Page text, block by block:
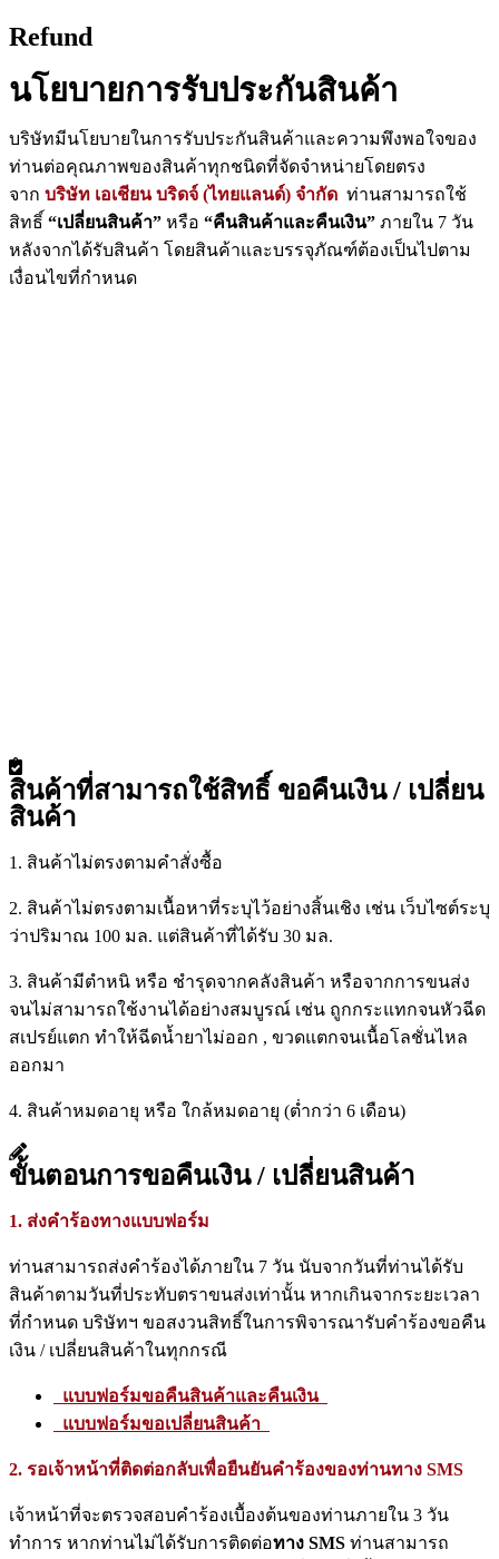
Skip
to
content
Refund
นโยบายการรับประกันสินค้า
บริษัทมีนโยบายในการรับประกันสินค้าและความพึงพอใจของ
ท่านต่อคุณภาพของสินค้าทุกชนิดที่จัดจำหน่ายโดยตรง
จาก บริษัท เอเชียน บริดจ์ (ไทยแลนด์) จำกัด ท่านสามารถใช้
สิทธิ์ “เปลี่ยนสินค้า” หรือ “คืนสินค้าและคืนเงิน” ภายใน 7 วัน
หลังจากได้รับสินค้า โดยสินค้าและบรรจุภัณฑ์ต้องเป็นไปตาม
เงื่อนไขที่กำหนด
สินค้าที่สามารถใช้สิทธิ์ ขอคืนเงิน / เปลี่ยน
สินค้า
1. สินค้าไม่ตรงตามคำสั่งซื้อ
2. สินค้าไม่ตรงตามเนื้อหาที่ระบุไว้อย่างสิ้นเชิง เช่น เว็บไซต์ระบุ
ว่าปริมาณ 100 มล. แต่สินค้าที่ได้รับ 30 มล.
3. สินค้ามีตำหนิ หรือ ชำรุดจากคลังสินค้า หรือจากการขนส่ง
จนไม่สามารถใช้งานได้อย่างสมบูรณ์ เช่น ถูกกระแทกจนหัวฉีด
สเปรย์แตก ทำให้ฉีดน้ำยาไม่ออก , ขวดแตกจนเนื้อโลชั่นไหล
ออกมา
4. สินค้าหมดอายุ หรือ ใกล้หมดอายุ (ต่ำกว่า 6 เดือน)
ขั้นตอนการขอคืนเงิน / เปลี่ยนสินค้า
1. ส่งคำร้องทางแบบฟอร์ม
ท่านสามารถส่งคำร้องได้ภายใน 7 วัน นับจากวันที่ท่านได้รับ
สินค้าตามวันที่ประทับตราขนส่งเท่านั้น หากเกินจากระยะเวลา
ที่กำหนด บริษัทฯ ขอสงวนสิทธิ์ในการพิจารณารับคำร้องขอคืน
เงิน / เปลี่ยนสินค้าในทุกกรณี
แบบฟอร์มขอคืนสินค้าและคืนเงิน
แบบฟอร์มขอเปลี่ยนสินค้า
2. รอเจ้าหน้าที่ติดต่อกลับเพื่อยืนยันคำร้องของท่านทาง SMS
เจ้าหน้าที่จะตรวจสอบคำร้องเบื้องต้นของท่านภายใน 3 วัน
ทำการ หากท่านไม่ได้รับการติดต่อทาง SMS ท่านสามารถ